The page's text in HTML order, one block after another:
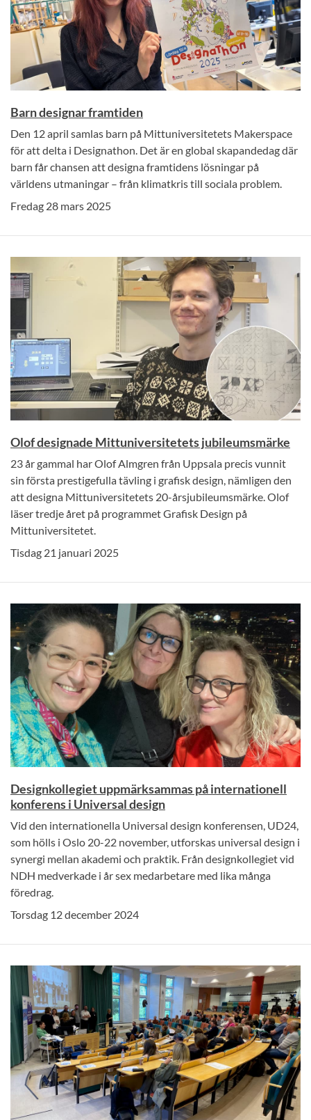
Barn designar framtiden
Den 12 april samlas barn på Mittuniversitetets Makerspace
för att delta i Designathon. Det är en global skapandedag där
barn får chansen att designa framtidens lösningar på
världens utmaningar – från klimatkris till sociala problem.
Fredag 28 mars 2025
Olof designade Mittuniversitetets jubileumsmärke
23 år gammal har Olof Almgren från Uppsala precis vunnit
sin första prestigefulla tävling i grafisk design, nämligen den
att designa Mittuniversitetets 20-årsjubileumsmärke. Olof
läser tredje året på programmet Grafisk Design på
Mittuniversitetet.
Tisdag 21 januari 2025
Designkollegiet uppmärksammas på internationell
konferens i Universal design
Vid den internationella Universal design konferensen, UD24,
som hölls i Oslo 20-22 november, utforskas universal design i
synergi mellan akademi och praktik. Från designkollegiet vid
NDH medverkade i år sex medarbetare med lika många
föredrag.
Torsdag 12 december 2024